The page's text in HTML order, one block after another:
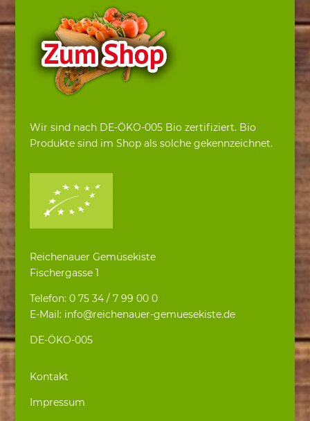
Wir sind nach DE-ÖKO-005 Bio zertifiziert. Bio
Produkte sind im Shop als solche gekennzeichnet.
Reichenauer Gemüsekiste
Fischergasse 1
Telefon: 0 75 34 / 7 99 00 0
E-Mail: info@reichenauer-gemuesekiste.de
DE-ÖKO-005
Kontakt
Impressum